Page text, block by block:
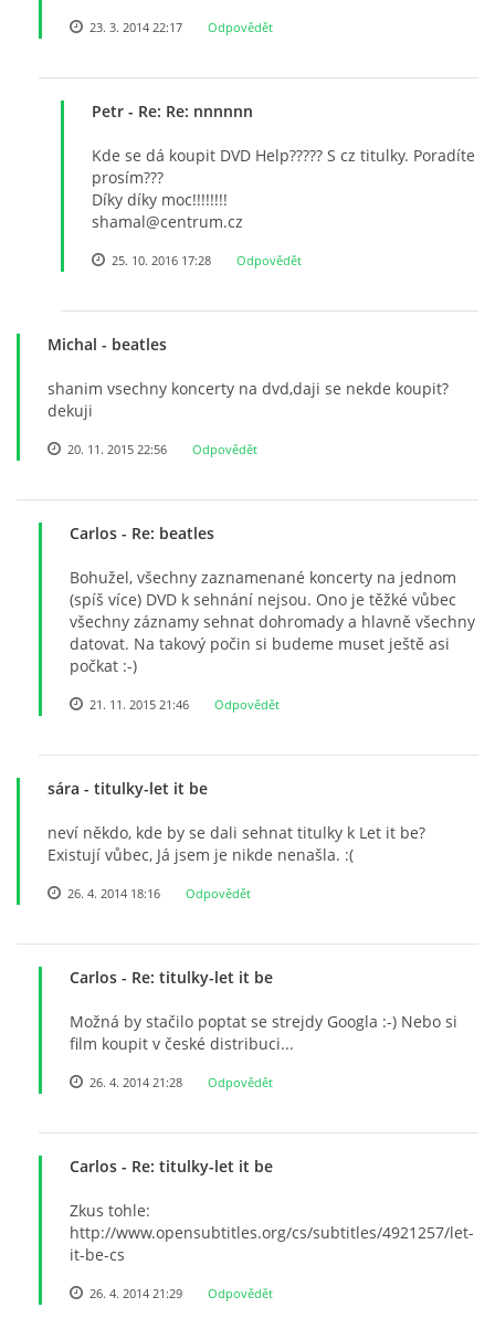
23. 3. 2014 22:17 Odpovědět
Petr - Re: Re: nnnnnn
Kde se dá koupit DVD Help????? S cz titulky. Poradíte
prosím???
Díky díky moc!!!!!!!!
shamal@centrum.cz
25. 10. 2016 17:28 Odpovědět
Michal - beatles
shanim vsechny koncerty na dvd,daji se nekde koupit?
dekuji
20. 11. 2015 22:56 Odpovědět
Carlos - Re: beatles
Bohužel, všechny zaznamenané koncerty na jednom
(spíš více) DVD k sehnání nejsou. Ono je těžké vůbec
všechny záznamy sehnat dohromady a hlavně všechny
datovat. Na takový počin si budeme muset ještě asi
počkat :-)
21. 11. 2015 21:46 Odpovědět
sára - titulky-let it be
neví někdo, kde by se dali sehnat titulky k Let it be?
Existují vůbec, Já jsem je nikde nenašla. :(
26. 4. 2014 18:16 Odpovědět
Carlos - Re: titulky-let it be
Možná by stačilo poptat se strejdy Googla :-) Nebo si
film koupit v české distribuci...
26. 4. 2014 21:28 Odpovědět
Carlos - Re: titulky-let it be
Zkus tohle:
http://www.opensubtitles.org/cs/subtitles/4921257/let-
it-be-cs
26. 4. 2014 21:29 Odpovědět